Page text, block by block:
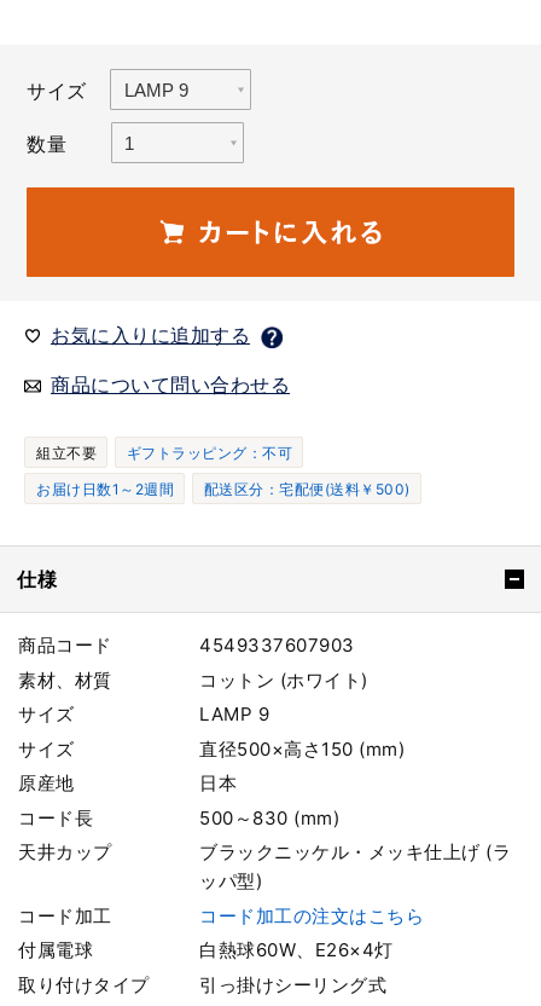
サイズ
数量
お気に入りに追加する
商品について問い合わせる
組立不要
ギフトラッピング：不可
お届け日数1～2週間
配送区分：宅配便(送料￥500)
仕様
商品コード
4549337607903
素材、材質
コットン (ホワイト)
サイズ
LAMP 9
サイズ
直径500×高さ150 (mm)
原産地
日本
コード長
500～830 (mm)
天井カップ
ブラックニッケル・メッキ仕上げ (ラ
ッパ型)
コード加工
コード加工の注文はこちら
付属電球
白熱球60W、E26×4灯
取り付けタイプ
引っ掛けシーリング式